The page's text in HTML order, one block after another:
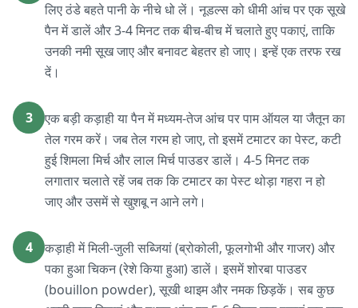
लिए ठंडे बहते पानी के नीचे धो लें। नूडल्स को धीमी आंच पर एक सूखे
पैन में डालें और 3-4 मिनट तक बीच-बीच में चलाते हुए पकाएं, ताकि
उनकी नमी सूख जाए और बनावट बेहतर हो जाए। इन्हें एक तरफ रख
दें।
3
एक बड़ी कड़ाही या पैन में मध्यम-तेज आंच पर पाम ऑयल या जैतून का
तेल गरम करें। जब तेल गरम हो जाए, तो इसमें टमाटर का पेस्ट, कटी
हुई शिमला मिर्च और लाल मिर्च पाउडर डालें। 4-5 मिनट तक
लगातार चलाते रहें जब तक कि टमाटर का पेस्ट थोड़ा गहरा न हो
जाए और उसमें से खुशबू न आने लगे।
4
कड़ाही में मिली-जुली सब्जियां (ब्रोकोली, फूलगोभी और गाजर) और
पका हुआ चिकन (रेशे किया हुआ) डालें। इसमें शोरबा पाउडर
(bouillon powder), सूखी थाइम और नमक छिड़कें। सब कुछ